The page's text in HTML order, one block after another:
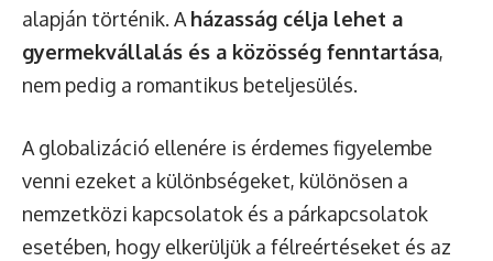
alapján történik. A házasság célja lehet a
gyermekvállalás és a közösség fenntartása,
nem pedig a romantikus beteljesülés.
A globalizáció ellenére is érdemes figyelembe
venni ezeket a különbségeket, különösen a
nemzetközi kapcsolatok és a párkapcsolatok
esetében, hogy elkerüljük a félreértéseket és az